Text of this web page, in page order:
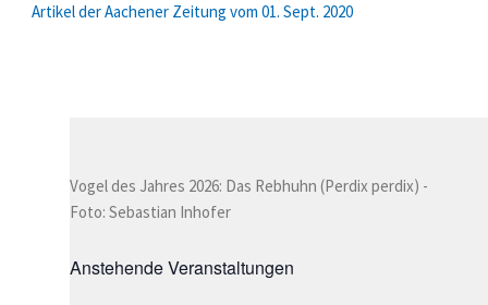
Artikel der Aachener Zeitung vom 01. Sept. 2020
Vogel des Jahres 2026: Das Rebhuhn (Perdix perdix) -
Foto: Sebastian Inhofer
Anstehende Veranstaltungen